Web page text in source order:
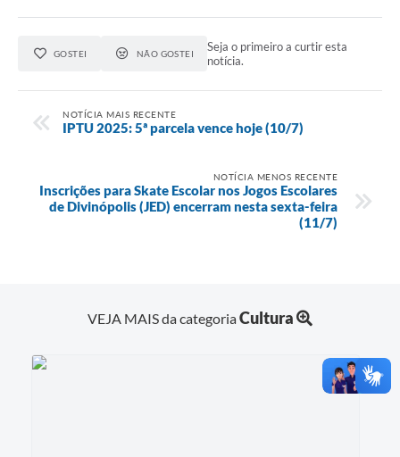
GOSTEI NÃO GOSTEI
Seja o primeiro a curtir esta
notícia.
NOTÍCIA MAIS RECENTE
IPTU 2025: 5ª parcela vence hoje (10/7)
NOTÍCIA MENOS RECENTE
Inscrições para Skate Escolar nos Jogos Escolares
de Divinópolis (JED) encerram nesta sexta-feira
(11/7)
VEJA MAIS da categoriaCultura